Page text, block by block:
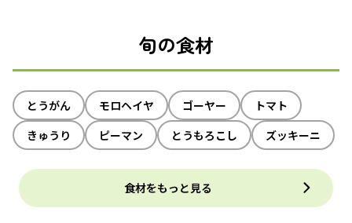
旬の食材
とうがん モロヘイヤ ゴーヤー
トマト
きゅうり
ピーマン とうもろこし ズッキーニ
食材をもっと見る